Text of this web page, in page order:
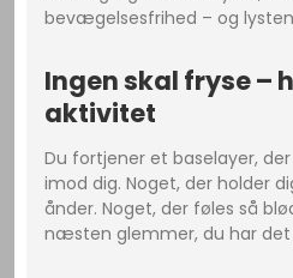
bevægelsesfrihed – og
Ingen skal fryse –
aktivitet
Du fortjener et baselayer,
imod dig. Noget, der holder
ånder. Noget, der føles så
næsten glemmer, du har det